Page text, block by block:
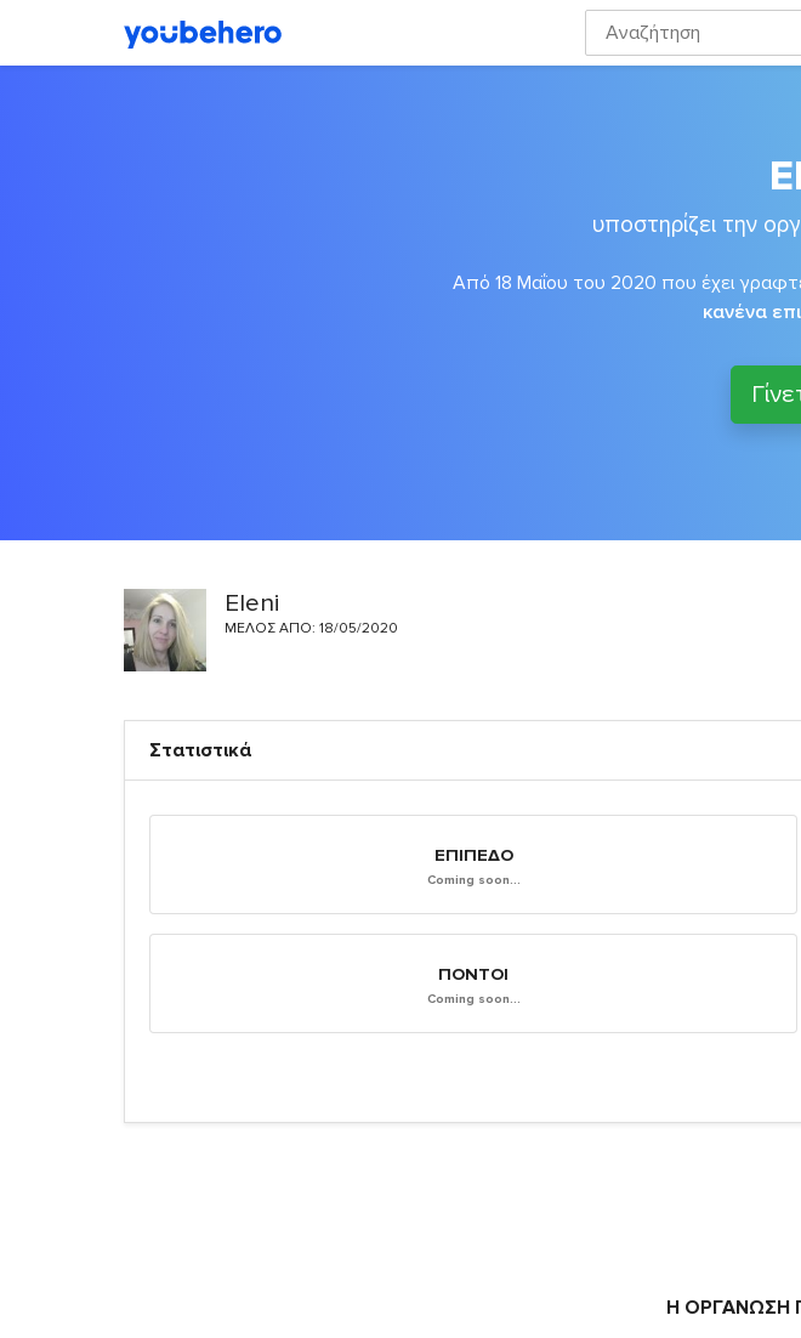
υποστηρίζει την
Από 18 Μαΐου του 2020 που έχει
κανένα
Eleni
ΜΈΛΟΣ ΑΠΌ: 18/05/2020
Στατιστικά
ΕΠΊΠΕΔΟ
Coming soon...
ΠΌΝΤΟΙ
Coming soon...
Η ΟΡΓΆΝΩΣΗ